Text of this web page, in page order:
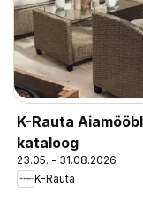
K-Rauta
kataloog
23.05. - 31.08.2026
K-Rauta